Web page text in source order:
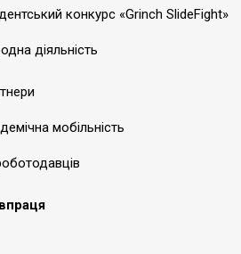
конкурс «Grinch SlideFight»
діяльність
мобільність